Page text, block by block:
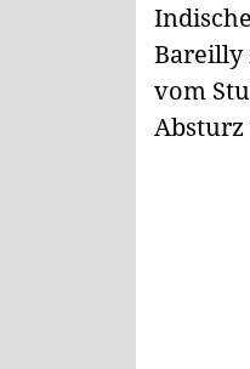
Bareilly
vom